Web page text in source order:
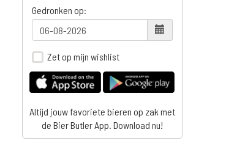
Gedronken op:
Zet op mijn wishlist
Altijd jouw favoriete bieren op zak met
de Bier Butler App. Download nu!